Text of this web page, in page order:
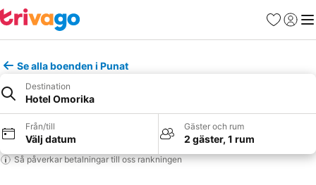
Favoriter
Logga
Se alla boenden i Punat
Destination
Hotel Omorika
Från/till
Välj datum
Gäster och rum
2 gäster, 1 rum
Så påverkar betalningar till oss rankningen